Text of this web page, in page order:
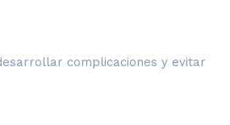
complicaciones y evitar